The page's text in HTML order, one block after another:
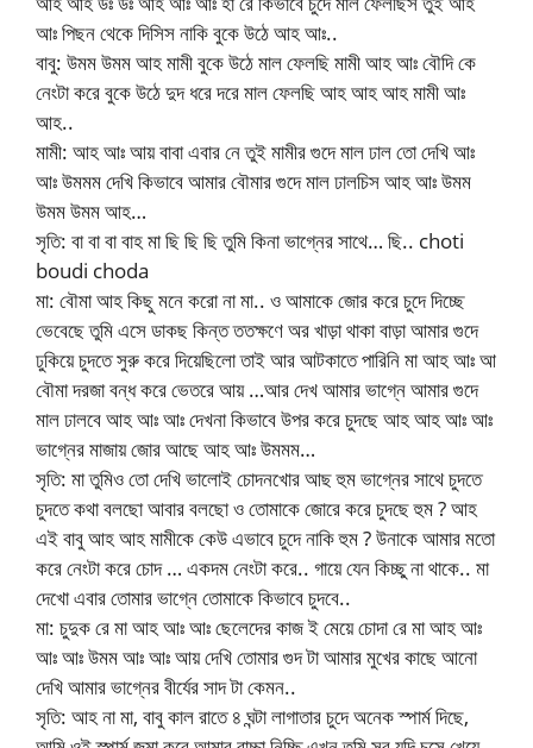
আঃ পিছন থেকে দিসিস নাকি বুকে উঠে আহ আঃ..
বাবু: উমম উমম আহ মামী বুকে উঠে মাল ফেলছি মামী আহ আঃ বৌদি কে
নেংটা করে বুকে উঠে দুদ ধরে দরে মাল ফেলছি আহ আহ আহ মামী আঃ
আহ..
মামী: আহ আঃ আয় বাবা এবার নে তুই মামীর গুদে মাল ঢাল তো দেখি আঃ
আঃ উমমম দেখি কিভাবে আমার বৌমার গুদে মাল ঢালচিস আহ আঃ উমম
উমম উমম আহ…
সৃতি: বা বা বা বাহ মা ছি ছি ছি তুমি কিনা ভাগ্নের সাথে… ছি.. choti
boudi choda
মা: বৌমা আহ কিছু মনে করো না মা.. ও আমাকে জোর করে চুদে দিচ্ছে
ভেবেছে তুমি এসে ডাকছ কিন্ত ততক্ষণে অর খাড়া থাকা বাড়া আমার গুদে
ঢুকিয়ে চুদতে সুরু করে দিয়েছিলো তাই আর আটকাতে পারিনি মা আহ আঃ আ
বৌমা দরজা বন্ধ করে ভেতরে আয় …আর দেখ আমার ভাগ্নে আমার গুদে
মাল ঢালবে আহ আঃ আঃ দেখনা কিভাবে উপর করে চুদছে আহ আহ আঃ আঃ
ভাগ্নের মাজায় জোর আছে আহ আঃ উমমম…
সৃতি: মা তুমিও তো দেখি ভালোই চোদনখোর আছ হুম ভাগ্নের সাথে চুদতে
চুদতে কথা বলছো আবার বলছো ও তোমাকে জোরে করে চুদছে হুম ? আহ
এই বাবু আহ আহ মামীকে কেউ এভাবে চুদে নাকি হুম ? উনাকে আমার মতো
করে নেংটা করে চোদ … একদম নেংটা করে.. গায়ে যেন কিচ্ছু না থাকে.. মা
দেখো এবার তোমার ভাগ্নে তোমাকে কিভাবে চুদবে..
মা: চুদুক রে মা আহ আঃ আঃ ছেলেদের কাজ ই মেয়ে চোদা রে মা আহ আঃ
আঃ আঃ উমম আঃ আঃ আয় দেখি তোমার গুদ টা আমার মুখের কাছে আনো
দেখি আমার ভাগ্নের বীর্যের সাদ টা কেমন..
সৃতি: আহ না মা, বাবু কাল রাতে ৪ ঘন্টা লাগাতার চুদে অনেক স্পার্ম দিছে,